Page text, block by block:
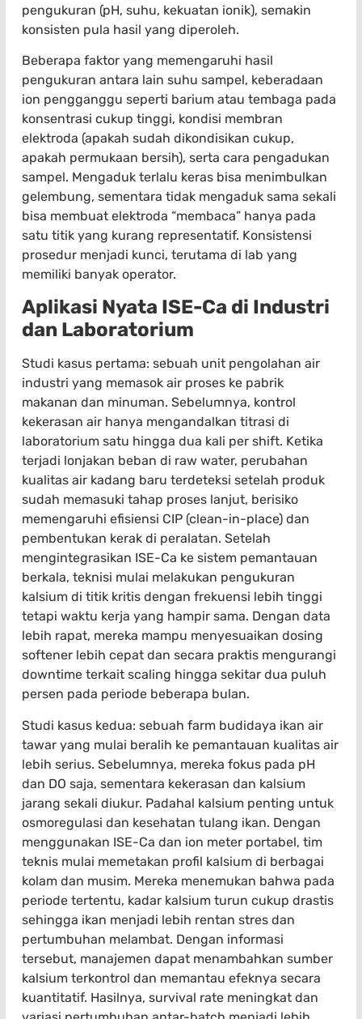
pengukuran (pH, suhu, kekuatan ionik), semakin
konsisten pula hasil yang diperoleh.
Beberapa faktor yang memengaruhi hasil
pengukuran antara lain suhu sampel, keberadaan
ion pengganggu seperti barium atau tembaga pada
konsentrasi cukup tinggi, kondisi membran
elektroda (apakah sudah dikondisikan cukup,
apakah permukaan bersih), serta cara pengadukan
sampel. Mengaduk terlalu keras bisa menimbulkan
gelembung, sementara tidak mengaduk sama sekali
bisa membuat elektroda “membaca” hanya pada
satu titik yang kurang representatif. Konsistensi
prosedur menjadi kunci, terutama di lab yang
memiliki banyak operator.
Aplikasi Nyata ISE-Ca di Industri
dan Laboratorium
Studi kasus pertama: sebuah unit pengolahan air
industri yang memasok air proses ke pabrik
makanan dan minuman. Sebelumnya, kontrol
kekerasan air hanya mengandalkan titrasi di
laboratorium satu hingga dua kali per shift. Ketika
terjadi lonjakan beban di raw water, perubahan
kualitas air kadang baru terdeteksi setelah produk
sudah memasuki tahap proses lanjut, berisiko
memengaruhi efisiensi CIP (clean-in-place) dan
pembentukan kerak di peralatan. Setelah
mengintegrasikan ISE-Ca ke sistem pemantauan
berkala, teknisi mulai melakukan pengukuran
kalsium di titik kritis dengan frekuensi lebih tinggi
tetapi waktu kerja yang hampir sama. Dengan data
lebih rapat, mereka mampu menyesuaikan dosing
softener lebih cepat dan secara praktis mengurangi
downtime terkait scaling hingga sekitar dua puluh
persen pada periode beberapa bulan.
Studi kasus kedua: sebuah farm budidaya ikan air
tawar yang mulai beralih ke pemantauan kualitas air
lebih serius. Sebelumnya, mereka fokus pada pH
dan DO saja, sementara kekerasan dan kalsium
jarang sekali diukur. Padahal kalsium penting untuk
osmoregulasi dan kesehatan tulang ikan. Dengan
menggunakan ISE-Ca dan ion meter portabel, tim
teknis mulai memetakan profil kalsium di berbagai
kolam dan musim. Mereka menemukan bahwa pada
periode tertentu, kadar kalsium turun cukup drastis
sehingga ikan menjadi lebih rentan stres dan
pertumbuhan melambat. Dengan informasi
tersebut, manajemen dapat menambahkan sumber
kalsium terkontrol dan memantau efeknya secara
kuantitatif. Hasilnya, survival rate meningkat dan